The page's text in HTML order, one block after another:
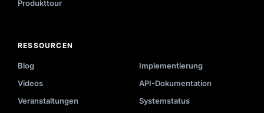
Produkttour
RESSOURCEN
Blog
Implementierung
Videos
API-Dokumentation
Veranstaltungen
Systemstatus